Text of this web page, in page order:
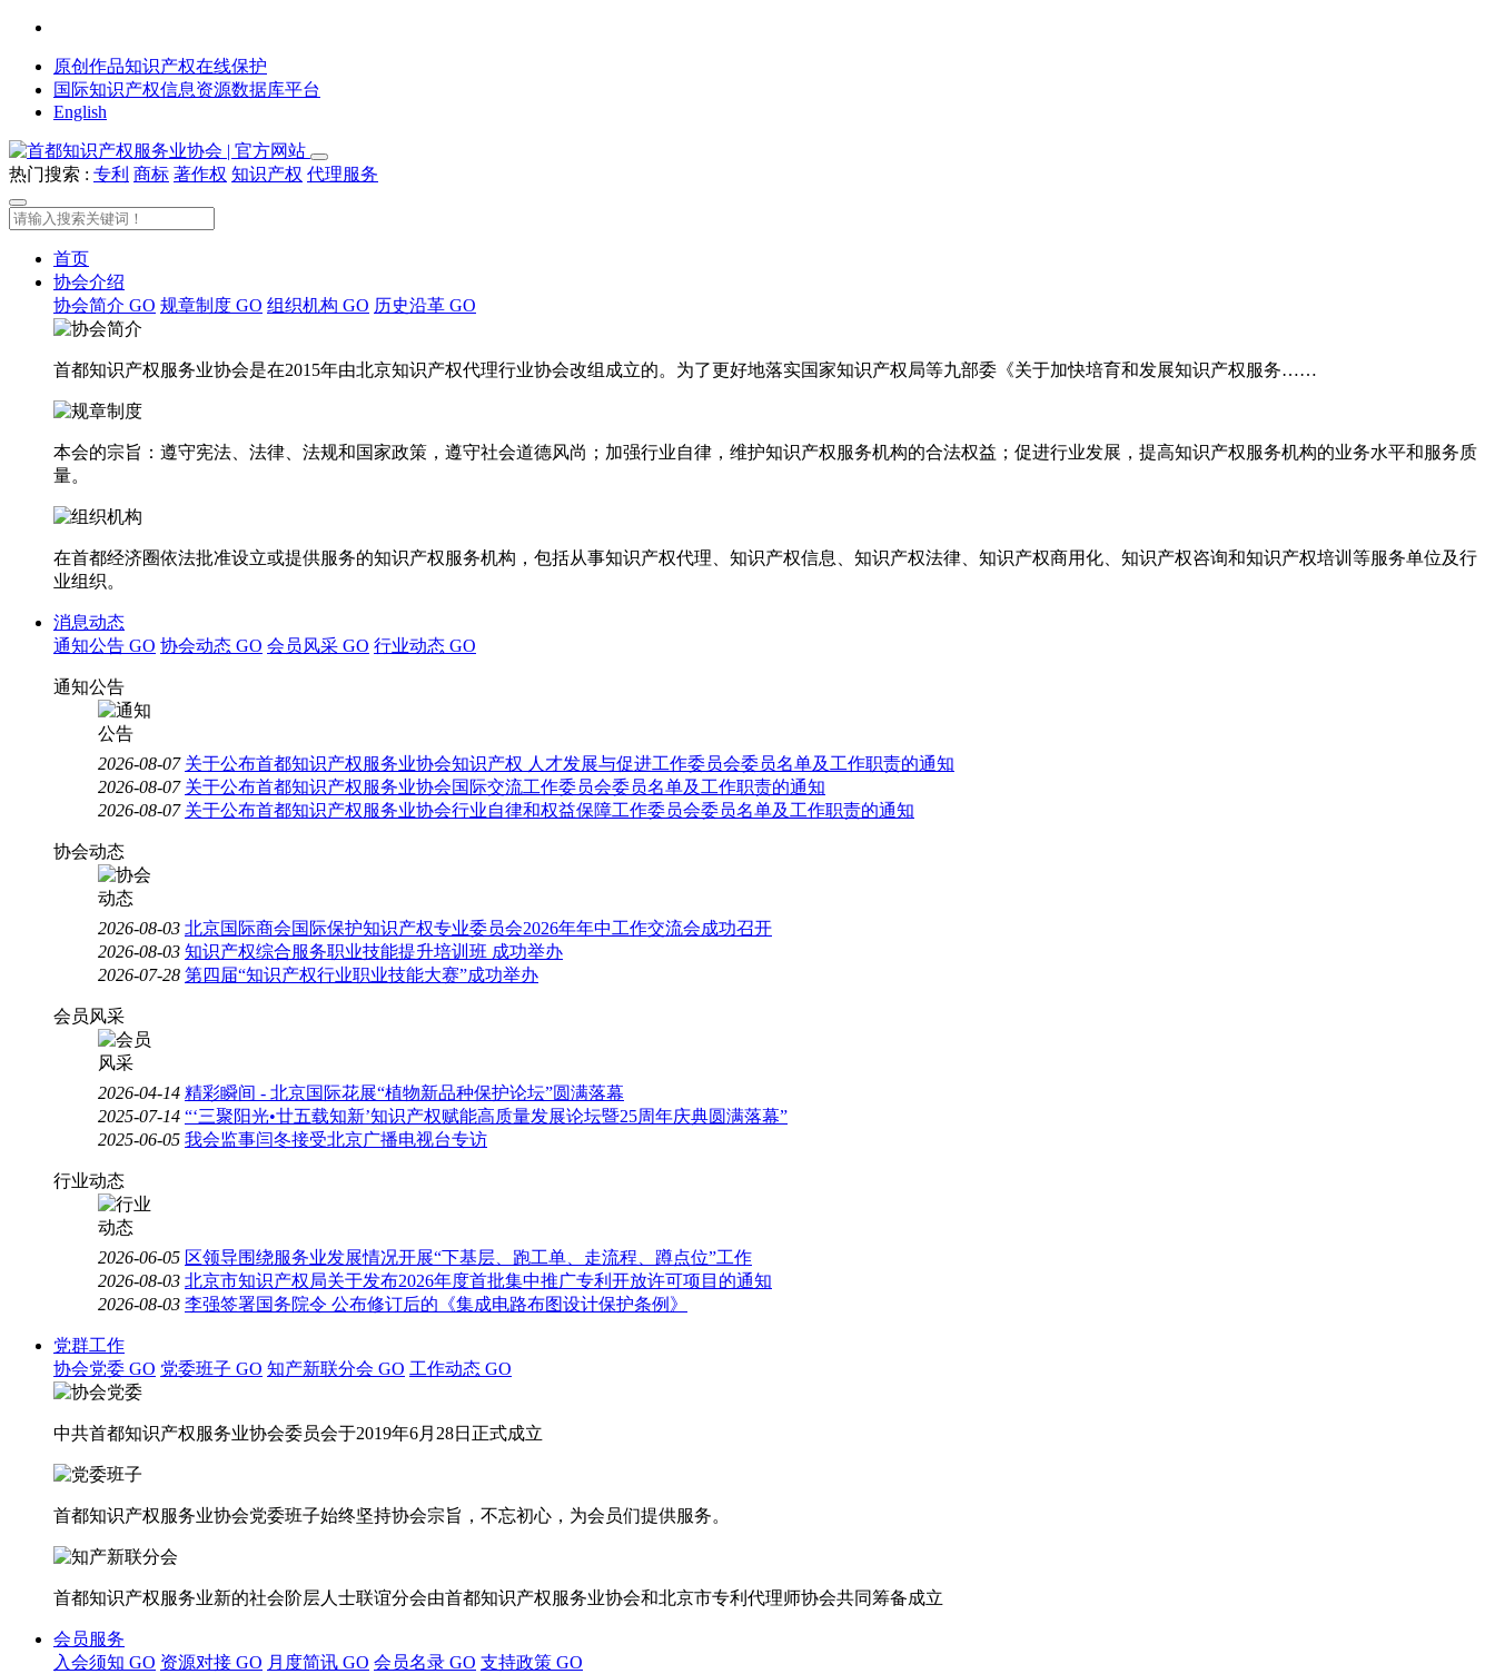
原创作品知识产权在线保护
国际知识产权信息资源数据库平台
English
热门搜索 : 专利 商标 著作权 知识产权 代理服务
首页
协会介绍
协会简介 GO 规章制度 GO 组织机构 GO 历史沿革 GO
首都知识产权服务业协会是在2015年由北京知识产权代理行业协会改组成立的。为了更好地落实国家知识产权局等九部委《关于加快培育和发展知识产权服务……
本会的宗旨：遵守宪法、法律、法规和国家政策，遵守社会道德风尚；加强行业自律，维护知识产权服务机构的合法权益；促进行业发展，提高知识产权服务机构的业务水平和服务质
量。
在首都经济圈依法批准设立或提供服务的知识产权服务机构，包括从事知识产权代理、知识产权信息、知识产权法律、知识产权商用化、知识产权咨询和知识产权培训等服务单位及行
业组织。
消息动态
通知公告 GO 协会动态 GO 会员风采 GO 行业动态 GO
通知公告
2026-08-07 关于公布首都知识产权服务业协会知识产权 人才发展与促进工作委员会委员名单及工作职责的通知
2026-08-07 关于公布首都知识产权服务业协会国际交流工作委员会委员名单及工作职责的通知
2026-08-07 关于公布首都知识产权服务业协会行业自律和权益保障工作委员会委员名单及工作职责的通知
协会动态
2026-08-03 北京国际商会国际保护知识产权专业委员会2026年年中工作交流会成功召开
2026-08-03 知识产权综合服务职业技能提升培训班 成功举办
2026-07-28 第四届“知识产权行业职业技能大赛”成功举办
会员风采
2026-04-14 精彩瞬间 - 北京国际花展“植物新品种保护论坛”圆满落幕
2025-07-14 “‘三聚阳光•廿五载知新’知识产权赋能高质量发展论坛暨25周年庆典圆满落幕”
2025-06-05 我会监事闫冬接受北京广播电视台专访
行业动态
2026-06-05 区领导围绕服务业发展情况开展“下基层、跑工单、走流程、蹲点位”工作
2026-08-03 北京市知识产权局关于发布2026年度首批集中推广专利开放许可项目的通知
2026-08-03 李强签署国务院令 公布修订后的《集成电路布图设计保护条例》
党群工作
协会党委 GO 党委班子 GO 知产新联分会 GO 工作动态 GO
中共首都知识产权服务业协会委员会于2019年6月28日正式成立
首都知识产权服务业协会党委班子始终坚持协会宗旨，不忘初心，为会员们提供服务。
首都知识产权服务业新的社会阶层人士联谊分会由首都知识产权服务业协会和北京市专利代理师协会共同筹备成立
会员服务
入会须知 GO 资源对接 GO 月度简讯 GO 会员名录 GO 支持政策 GO